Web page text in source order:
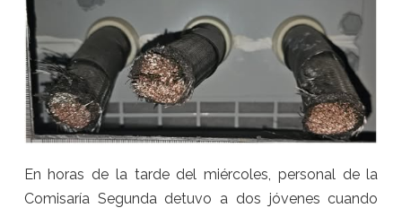
En horas de la tarde del miércoles, personal de la
Comisaría Segunda detuvo a dos jóvenes cuando